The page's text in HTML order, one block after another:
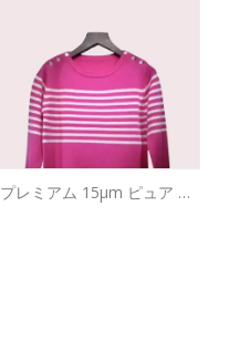
プレミアム 15μm ピュア カ